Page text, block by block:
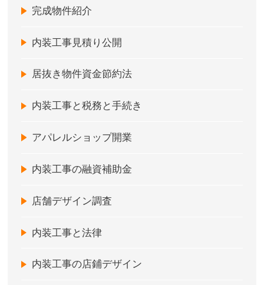
完成物件紹介
内装工事見積り公開
居抜き物件資金節約法
内装工事と税務と手続き
アパレルショップ開業
内装工事の融資補助金
店舗デザイン調査
内装工事と法律
内装工事の店鋪デザイン